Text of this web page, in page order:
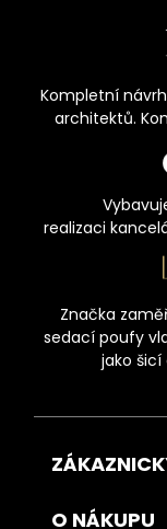
Kompletní
architektů.
realizaci
Značka
sedací poufy
jako šicí
O NÁKUPU